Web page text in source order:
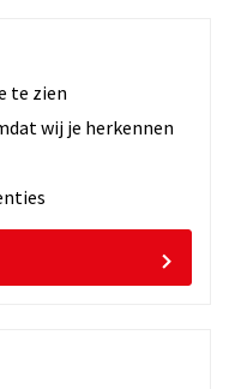
te zien
wij je herkennen
een geschikte